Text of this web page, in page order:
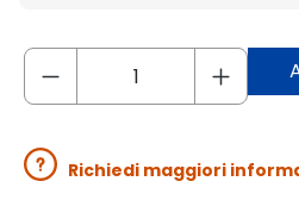
Richiedi maggiori